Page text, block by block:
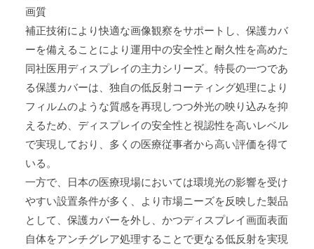
画質
補正技術により快適な画像観察をサポートし、保護カバ
ーを備えることにより運用中の安全性と耐久性を高めた
同社医用ディスプレイの主力シリーズ。特長の一つであ
る保護カバーは、独自の低反射コーティング処理により
フィルムのような質感を再現しつつ外光の映り込みを抑
えるため、ディスプレイの安全性と視認性を高いレベル
で実現しており、多くの医療従事者から高い評価を得て
いる。
一方で、日本の医療現場においては環境光の影響を受け
やすい設置条件が多く、より市場ニーズを反映した製品
として、保護カバーを外し、かつディスプレイ画面表面
自体をアンチグレア処理することで更なる低反射を実現